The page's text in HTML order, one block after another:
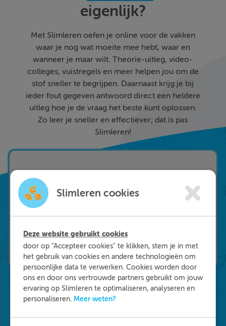
eigenlijk?
Met Slimleren oefen je online voor de vakken
waar je nog wat moeite mee hebt, waar en
wanneer je maar wilt. Theorie-uitleg, video-
colleges, vuistregels en meer helpen jou om de
stof sneller te begrijpen. Daarnaast krijg je bij
ieder fout gegeven antwoord direct een heldere
uitleg hoe je de vraag het beste kunt oplossen.
Zo leer je sneller en effectiever; dat is pas
Slimleren!
Slimleren cookies
Deze website gebruikt cookies
door op "Accepteer cookies" te klikken, stem je in met
het gebruik van cookies en andere technologieën om
persoonlijke data te verwerken. Cookies worden door
ons en door ons vertrouwde partners gebruikt om jouw
ervaring op Slimleren te optimaliseren, analyseren en
personaliseren. Meer weten?